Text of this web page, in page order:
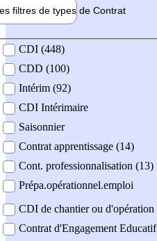
filtres de types de Contrat
contrat
CDI (448)
CDD (100)
Intérim (92)
CDI Intérimaire
Saisonnier
Contrat apprentissage (14)
Cont. professionnalisation (13)
Prépa.opérationnel.emploi
CDI de chantier ou d'opération
Contrat d'Engagement Educatif